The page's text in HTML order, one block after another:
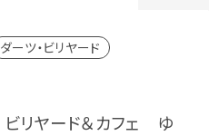
ダーツ・ビリヤード
ビリヤード＆カフェ ゆ